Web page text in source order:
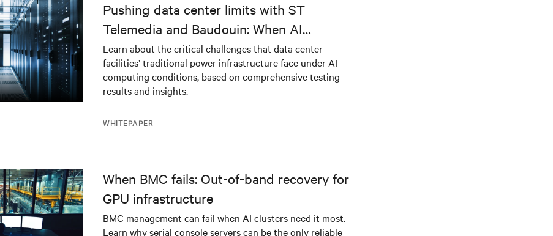
WHITEPAPER
Pushing data center limits with ST
Telemedia and Baudouin: When AI
workloads meet outdated critical power
infrastructure
Learn about the critical challenges that data center
facilities’ traditional power infrastructure face under AI-
computing conditions, based on comprehensive testing
results and insights.
When BMC fails: Out-of-band recovery for
GPU infrastructure
BMC management can fail when AI clusters need it most.
Learn why serial console servers can be the only reliable